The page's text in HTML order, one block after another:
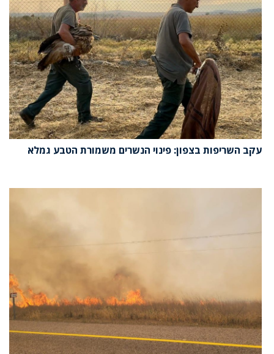
עקב השריפות בצפון: פינוי הנשרים משמורת הטבע גמלא